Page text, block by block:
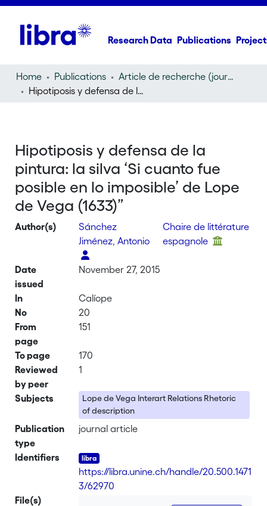
Research Data Publications
Home Publications
Article de recherche (journal article)
Hipotiposis y defensa de la pintura: la silva ‘Si cuanto fue posible en lo imposible’ de Lope de Vega (1633)”
Hipotiposis y defensa de la
pintura: la silva ‘Si cuanto fue
posible en lo imposible’ de Lope
de Vega (1633)”
Author(s)
Sánchez
Jiménez, Antonio
Chaire de littérature
espagnole
Date
issued
November 27, 2015
In
Calíope
No
20
From
page
151
To page
170
Reviewed
by peer
1
Subjects
Lope de Vega Interart Relations Rhetoric
of description
Publication
type
journal article
Identifiers
https://libra.unine.ch/handle/20.500.1471
3/62970
File(s)